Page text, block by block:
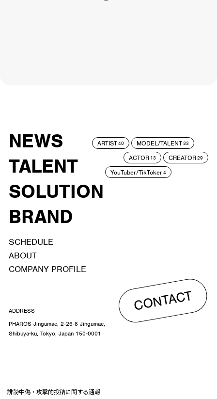
NEWS
TALENT
SOLUTION
BRAND
ARTIST40 MODEL/TALENT33
ACTOR 13 CREATOR29
YouTuber/TikToker4
SCHEDULE
ABOUT
COMPANY PROFILE
CONTACT
ADDRESS
PHAROS Jingumae, 2-26-8 Jingumae,
Shibuya-ku, Tokyo, Japan 150-0001
誹謗中傷・攻撃的投稿に関する通報